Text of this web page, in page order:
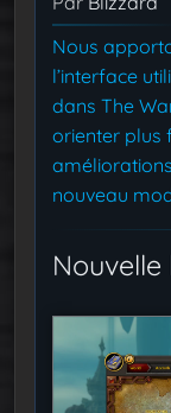
Nous
l’interface
dans The
orienter plus
nouveau